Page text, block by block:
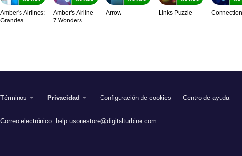
Amber's Airlines:
Grandes
Amber's Airline -
7 Wonders
Arrow Links Puzzle Connection
Términos Privacidad Configuración de cookies Centro de ayuda
Correo electrónico: help.usonestore@digitalturbine.com